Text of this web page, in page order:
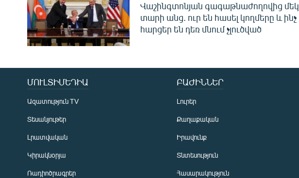
Վաշինգտոնյան գագաթնաժողովից մեկ
տարի անց. ուր են հասել կողմերը և ինչ
հարցեր են դեռ մնում չլուծված
ՄՈՒԼՏԻՄԵԴԻԱ
Ազատություն TV
Տեսանյութեր
Լրատվական
Կիրակնօրյա
Ռադիոծրագրեր
ԲԱԺԻՆՆԵՐ
Լուրեր
Քաղաքական
Իրավունք
Տնտեսություն
Հասարակություն